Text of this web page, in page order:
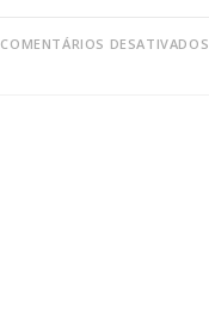
COMENTÁRIOS DESATIVADOS